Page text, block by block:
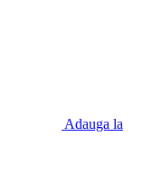
Adauga la